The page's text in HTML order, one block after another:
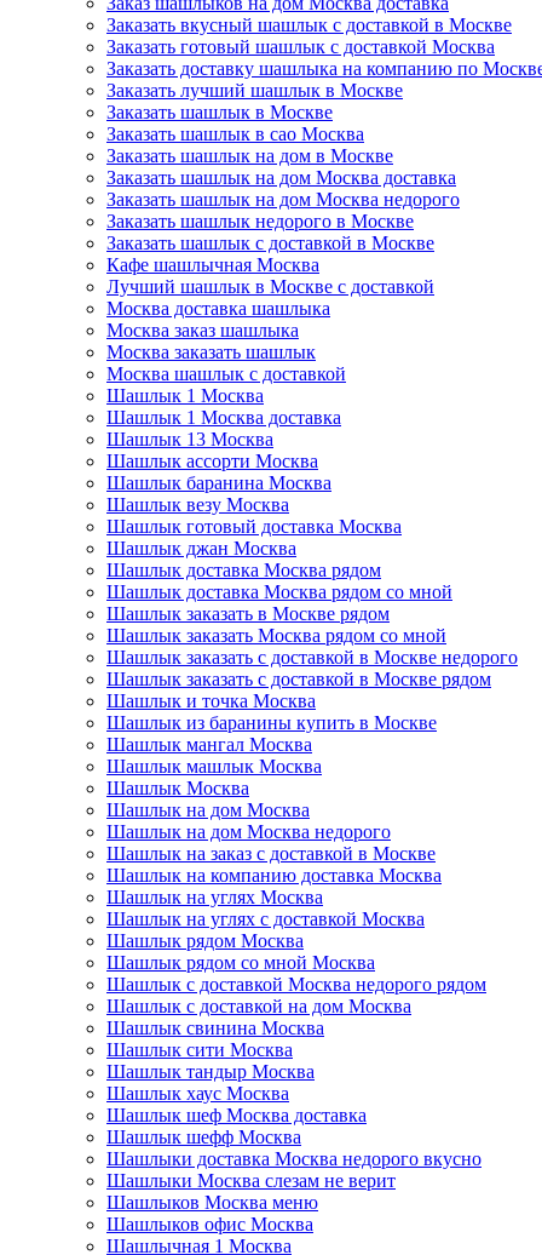
Заказать вкусный шашлык с доставкой в Москве
Заказать готовый шашлык с доставкой Москва
Заказать доставку шашлыка на компанию по
Заказать лучший шашлык в Москве
Заказать шашлык в Москве
Заказать шашлык в сао Москва
Заказать шашлык на дом в Москве
Заказать шашлык на дом Москва доставка
Заказать шашлык на дом Москва недорого
Заказать шашлык недорого в Москве
Заказать шашлык с доставкой в Москве
Кафе шашлычная Москва
Лучший шашлык в Москве с доставкой
Москва доставка шашлыка
Москва заказ шашлыка
Москва заказать шашлык
Москва шашлык с доставкой
Шашлык 1 Москва
Шашлык 1 Москва доставка
Шашлык 13 Москва
Шашлык ассорти Москва
Шашлык баранина Москва
Шашлык везу Москва
Шашлык готовый доставка Москва
Шашлык джан Москва
Шашлык доставка Москва рядом
Шашлык доставка Москва рядом со мной
Шашлык заказать в Москве рядом
Шашлык заказать Москва рядом со мной
Шашлык заказать с доставкой в Москве недорого
Шашлык заказать с доставкой в Москве рядом
Шашлык и точка Москва
Шашлык из баранины купить в Москве
Шашлык мангал Москва
Шашлык машлык Москва
Шашлык Москва
Шашлык на дом Москва
Шашлык на дом Москва недорого
Шашлык на заказ с доставкой в Москве
Шашлык на компанию доставка Москва
Шашлык на углях Москва
Шашлык на углях с доставкой Москва
Шашлык рядом Москва
Шашлык рядом со мной Москва
Шашлык с доставкой Москва недорого рядом
Шашлык с доставкой на дом Москва
Шашлык свинина Москва
Шашлык сити Москва
Шашлык тандыр Москва
Шашлык хаус Москва
Шашлык шеф Москва доставка
Шашлык шефф Москва
Шашлыки доставка Москва недорого вкусно
Шашлыки Москва слезам не верит
Шашлыков Москва меню
Шашлыков офис Москва
Шашлычная 1 Москва